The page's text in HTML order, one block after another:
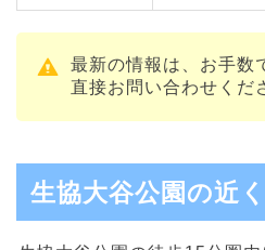
最新の情報は、お手数
直接お問い合わせくだ
生協大谷公園の近